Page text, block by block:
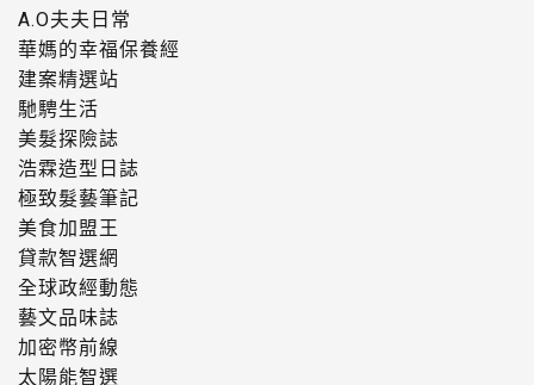
A.O夫夫日常
華媽的幸福保養經
建案精選站
馳騁生活
美髮探險誌
浩霖造型日誌
極致髮藝筆記
美食加盟王
貸款智選網
全球政經動態
藝文品味誌
加密幣前線
太陽能智選